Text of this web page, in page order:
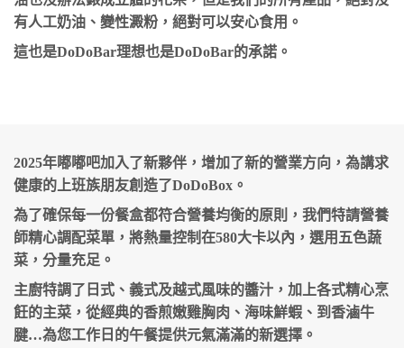
有人工奶油、變性澱粉，絕對可以安心食用。
這也是DoDoBar理想也是DoDoBar的承諾。
2025年嘟嘟吧加入了新夥伴，增加了新的營業方向，為講求
健康的上班族朋友創造了DoDoBox。
為了確保每一份餐盒都符合營養均衡的原則，我們特請營養
師精心調配菜單，將熱量控制在580大卡以內，選用五色蔬
菜，分量充足。
主廚特調了日式、義式及越式風味的醬汁，加上各式精心烹
飪的主菜，從經典的香煎嫩雞胸肉、海味鮮蝦、到香滷牛
腱…為您工作日的午餐提供元氣滿滿的新選擇。